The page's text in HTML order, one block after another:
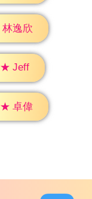
林逸欣
★ Jeff
★ 卓偉